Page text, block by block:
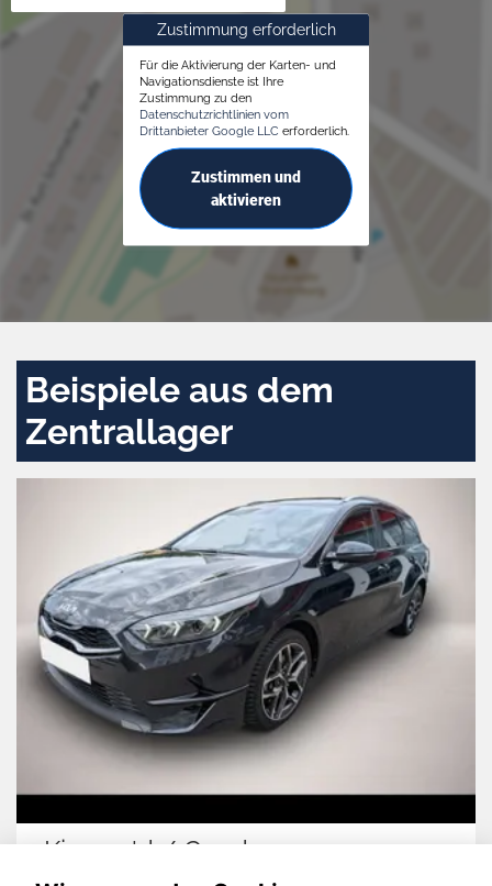
Zustimmung erforderlich
Für die Aktivierung der Karten- und
Navigationsdienste ist Ihre
Zustimmung zu den
Datenschutzrichtlinien vom
Drittanbieter Google LLC erforderlich.
Zustimmen und
aktivieren
Beispiele aus dem
Zentrallager
Kia cee'd / Ceed